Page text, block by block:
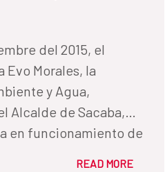
del 2015, el
Morales, la
y Agua,
funcionamiento de
de agua potable y
READ MORE